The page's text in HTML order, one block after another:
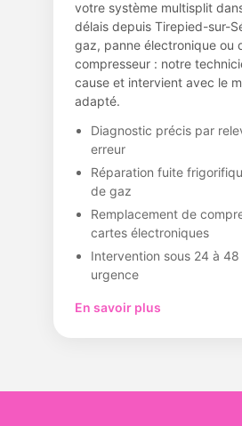
votre système multisplit
délais depuis Tirepied-sur-
gaz, panne électronique ou
compresseur : notre
cause et intervient avec le
adapté.
Diagnostic précis par
erreur
Réparation fuite
de gaz
Remplacement de
cartes électroniques
Intervention sous 24 à 48
urgence
En savoir plus